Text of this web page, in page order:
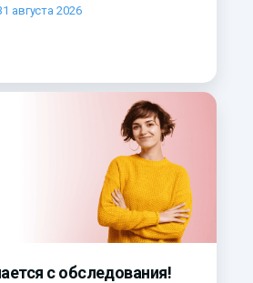
августа 2026
с обследования!